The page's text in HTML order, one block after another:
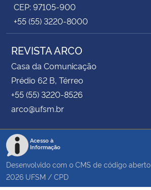
CEP: 97105-900
+55 (55) 3220-8000
REVISTA ARCO
Casa da Comunicação
Prédio 62 B, Térreo
+55 (55) 3220-8526
arco@ufsm.br
Acesso à
Informação
Desenvolvido com o CMS de código aberto
2026 UFSM / CPD